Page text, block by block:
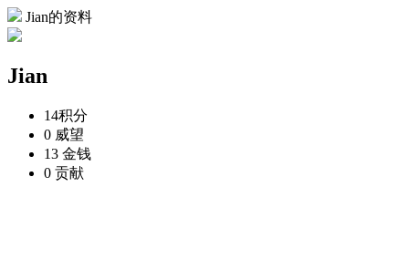
Jian的资料
Jian
14积分
0 威望
13 金钱
0 贡献